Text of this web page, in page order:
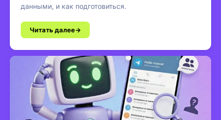
данными, и как подготовиться.
Читать далее